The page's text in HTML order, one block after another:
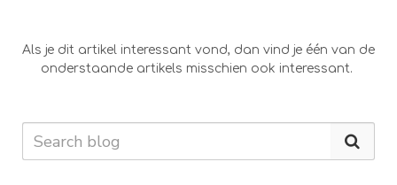
Als je dit artikel interessant vond, dan vind je één van de
onderstaande artikels misschien ook interessant.